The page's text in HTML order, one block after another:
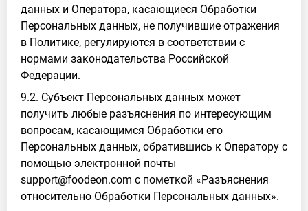
данных и Оператора, касающиеся Обработки
Персональных данных, не получившие отражения
в Политике, регулируются в соответствии с
нормами законодательства Российской
Федерации.
9.2. Субъект Персональных данных может
получить любые разъяснения по интересующим
вопросам, касающимся Обработки его
Персональных данных, обратившись к Оператору с
помощью электронной почты
support@foodeon.com с пометкой «Разъяснения
относительно Обработки Персональных данных».